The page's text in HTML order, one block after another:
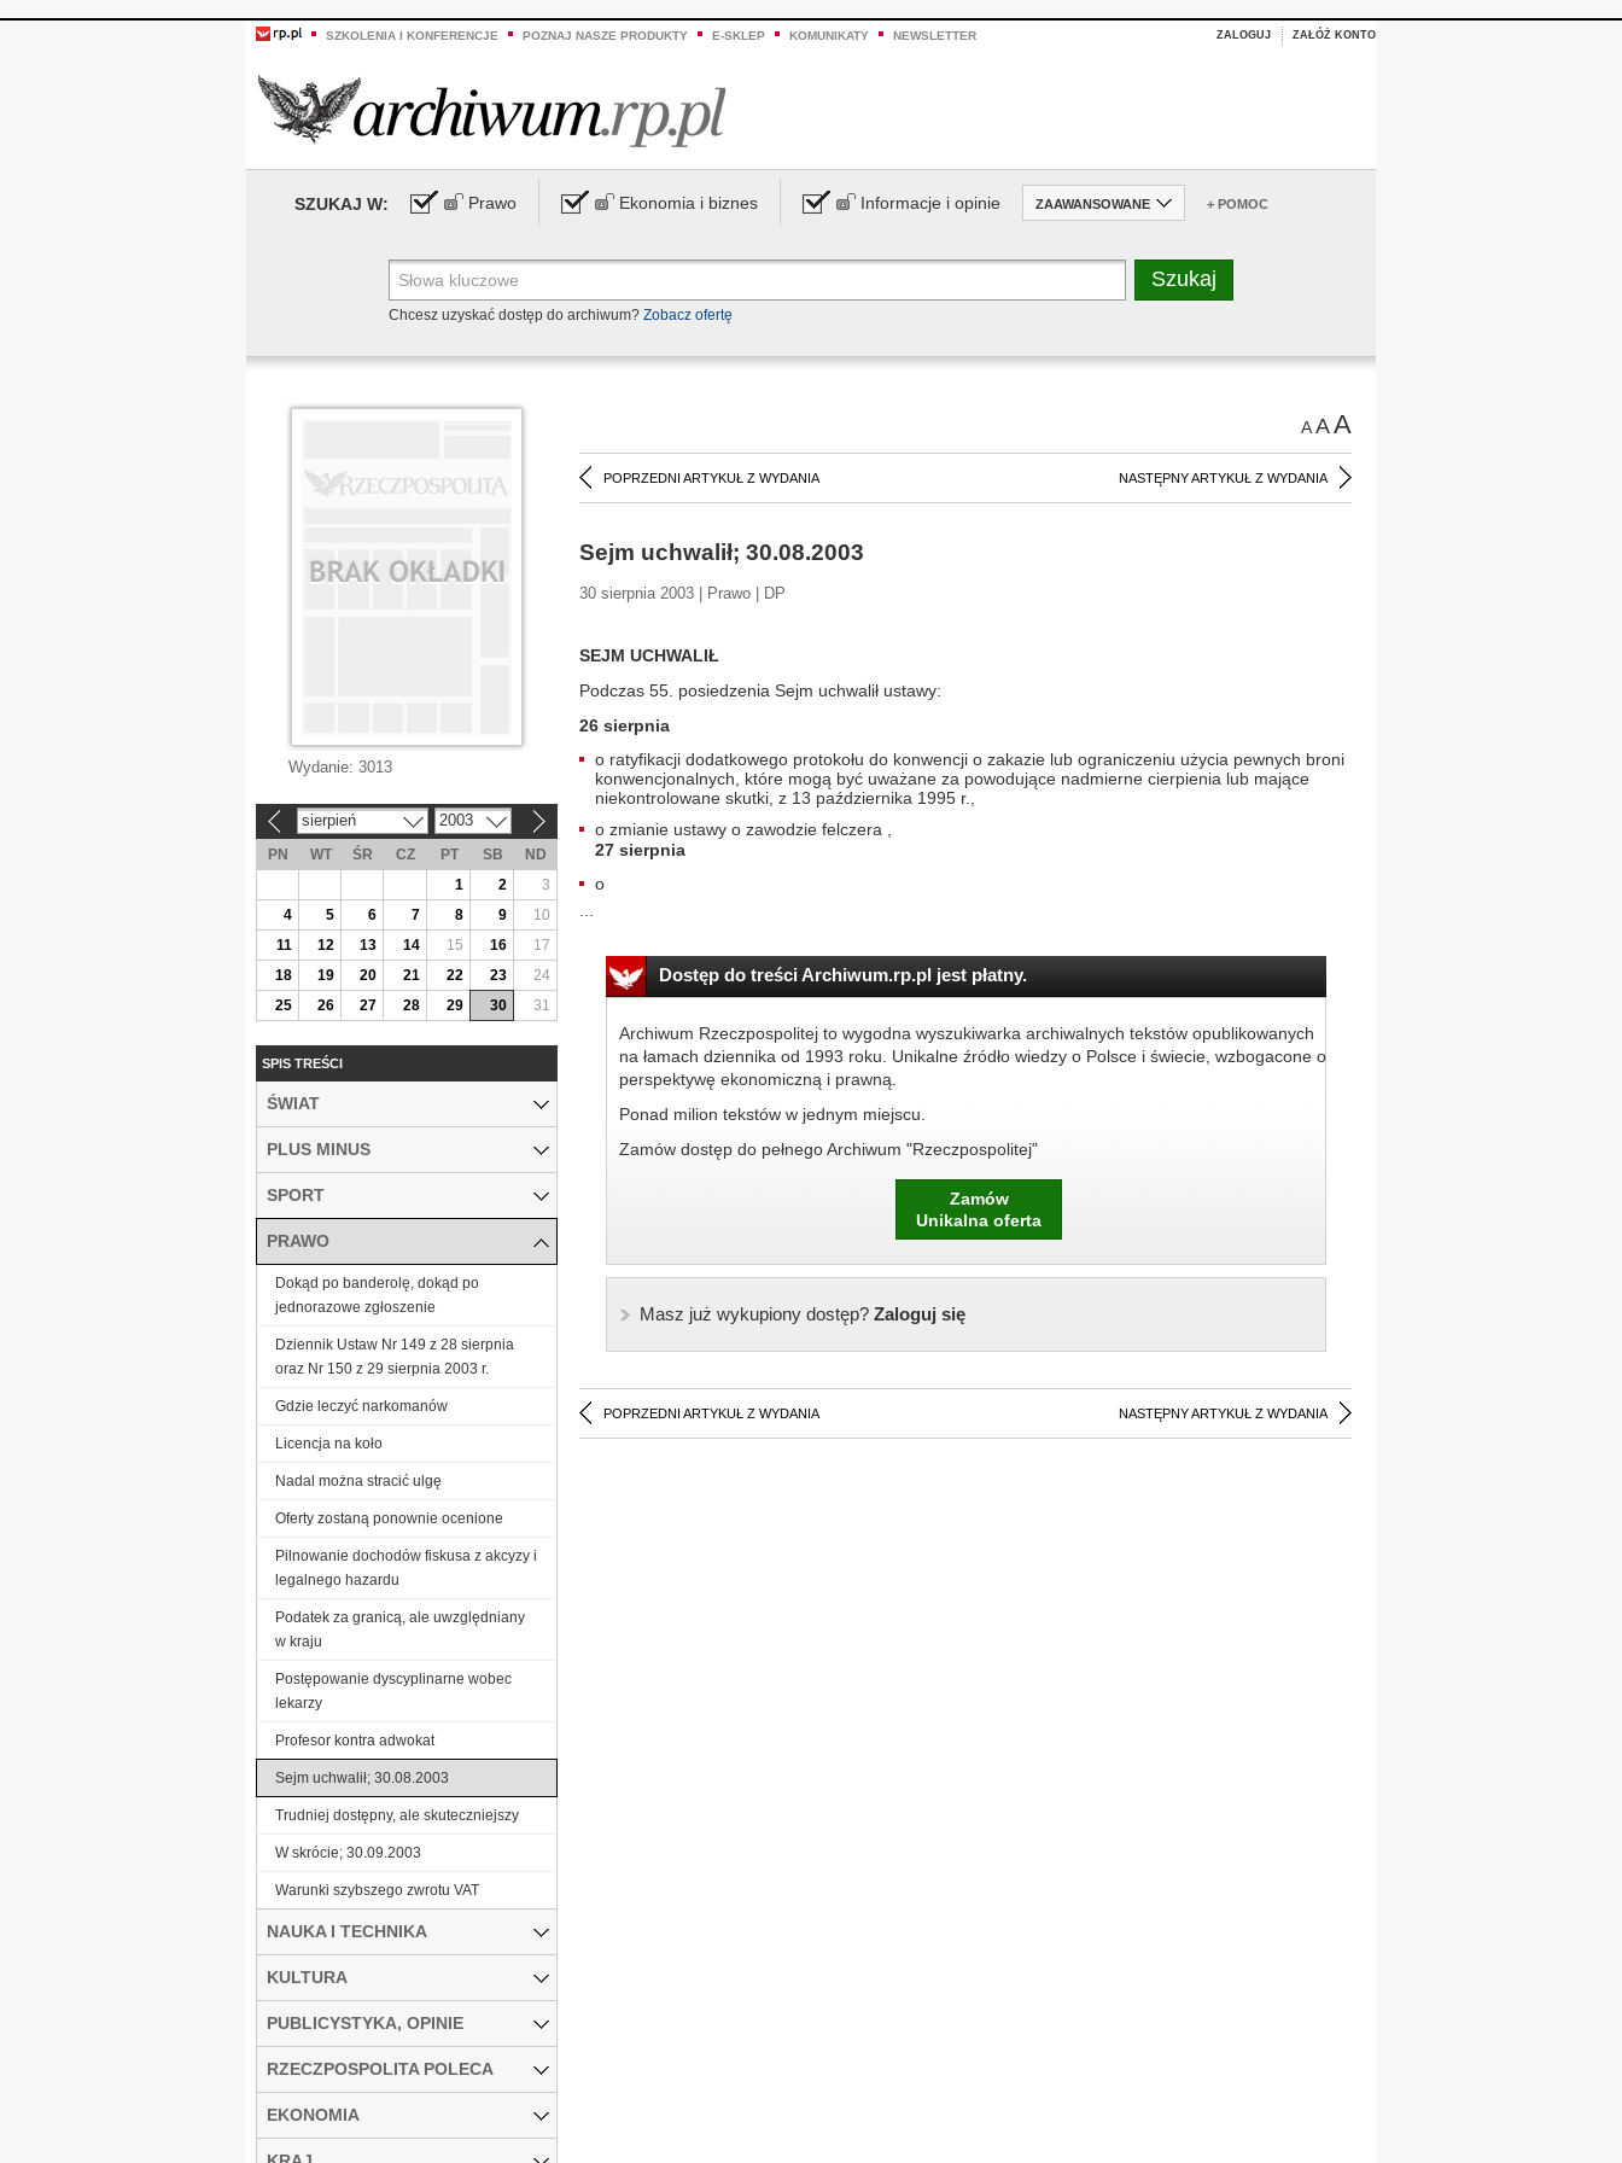
SZKOLENIA I KONFERENCJE POZNAJ NASZE PRODUKTY E-SKLEP KOMUNIKATY NEWSLETTER ZALOGUJ ZAŁÓŻ KONTO
SZUKAJ W: Prawo Ekonomia i biznes Informacje i opinie ZAAWANSOWANE + POMOC
Chcesz uzyskać dostęp do archiwum? Zobacz ofertę
AAA
POPRZEDNI ARTYKUŁ Z WYDANIA NASTĘPNY ARTYKUŁ Z WYDANIA
Sejm uchwalił; 30.08.2003
30 sierpnia 2003 | Prawo | DP
SEJM UCHWALIŁ
Podczas 55. posiedzenia Sejm uchwalił ustawy:
26 sierpnia
o ratyfikacji dodatkowego protokołu do konwencji o zakazie lub ograniczeniu użycia pewnych broni
konwencjonalnych, które mogą być uważane za powodujące nadmierne cierpienia lub mające
niekontrolowane skutki, z 13 października 1995 r.,
o zmianie ustawy o zawodzie felczera ,
27 sierpnia
o
Dostęp do treści Archiwum.rp.pl jest płatny.
Archiwum Rzeczpospolitej to wygodna wyszukiwarka archiwalnych tekstów opublikowanych
na łamach dziennika od 1993 roku. Unikalne źródło wiedzy o Polsce i świecie, wzbogacone o
perspektywę ekonomiczną i prawną.
Ponad milion tekstów w jednym miejscu.
Zamów dostęp do pełnego Archiwum "Rzeczpospolitej"
Zamów
Unikalna oferta
Masz już wykupiony dostęp?Zaloguj się
POPRZEDNI ARTYKUŁ Z WYDANIA NASTĘPNY ARTYKUŁ Z WYDANIA
Wydanie: 3013
sierpień 2003
PN WT ŚR CZ PT SB
ND
1
2
3
4
5 6 7 8 9
10
11
12 13 14 15 16
17
18
19 20 21 22 23
24
25
26 27 28 29 30 31
SPIS TREŚCI
ŚWIAT
PLUS MINUS
SPORT
PRAWO
Dokąd po banderolę, dokąd po
jednorazowe zgłoszenie
Dziennik Ustaw Nr 149 z 28 sierpnia
oraz Nr 150 z 29 sierpnia 2003 r.
Gdzie leczyć narkomanów
Licencja na koło
Nadal można stracić ulgę
Oferty zostaną ponownie ocenione
Pilnowanie dochodów fiskusa z akcyzy i
legalnego hazardu
Podatek za granicą, ale uwzględniany
w kraju
Postępowanie dyscyplinarne wobec
lekarzy
Profesor kontra adwokat
Sejm uchwalił; 30.08.2003
Trudniej dostępny, ale skuteczniejszy
W skrócie; 30.09.2003
Warunki szybszego zwrotu VAT
NAUKA I TECHNIKA
KULTURA
PUBLICYSTYKA, OPINIE
RZECZPOSPOLITA POLECA
EKONOMIA